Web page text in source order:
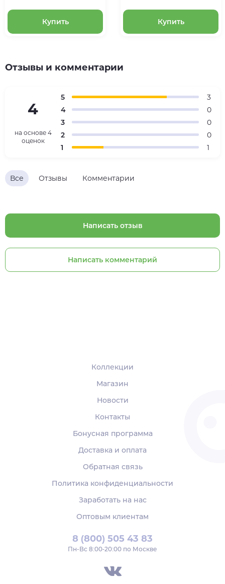
Купить Купить
Отзывы и комментарии
Все Отзывы Комментарии
Написать отзыв
Написать комментарий
4
на основе 4
оценок
5
3
4
0
3
0
2
0
1
1
8 (800) 505 43 83
Пн‑Вс 8:00-20:00 по Москве
Коллекции
Магазин
Новости
Контакты
Бонусная программа
Доставка и оплата
Обратная связь
Политика конфиденциальности
Заработать на нас
Оптовым клиентам